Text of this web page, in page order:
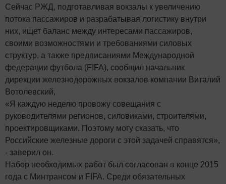
Сейчас РЖД, подготавливая вокзалы к увеличению
потока пассажиров и разрабатывая логистику внутри
них, ищет баланс между интересами пассажиров,
своими возможностями и требованиями силовых
структур, а также предписаниями Международной
федерации футбола (FIFA), сообщил начальник
дирекции железнодорожных вокзалов компании Виталий
Вотолевский,
«Я каждую неделю провожу совещания с
руководителями регионов, силовиками, строителями,
проектировщиками. Поэтому могу сказать, что
Российские железные дороги с этой задачей справятся»,
- заверил он.
Набор необходимых работ был согласован в конце 2015
года с Минтрансом и FIFA. Среди обязательных